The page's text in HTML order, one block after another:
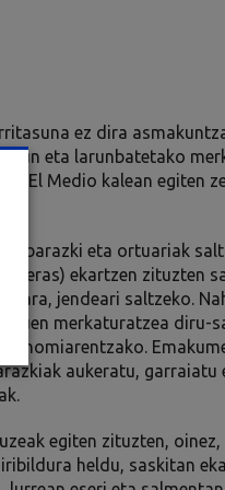
ez dira
eta larunbatetako
El Medio kalean egiten
barazki eta ortuariak
ekartzen zituzten
jendeari saltzeko.
merkaturatzea diru-
aukeratu, garraiatu
egiten zituzten,
heldu, saskitan